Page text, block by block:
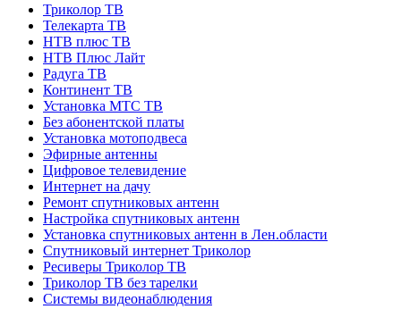
Триколор ТВ
Телекарта ТВ
НТВ плюс ТВ
НТВ Плюс Лайт
Радуга ТВ
Континент ТВ
Установка МТС ТВ
Без абонентской платы
Установка мотоподвеса
Эфирные антенны
Цифровое телевидение
Интернет на дачу
Ремонт спутниковых антенн
Настройка спутниковых антенн
Установка спутниковых антенн в Лен.области
Cпутниковый интернет Триколор
Ресиверы Триколор ТВ
Триколор ТВ без тарелки
Системы видеонаблюдения